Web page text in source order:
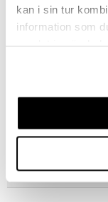
kan i sin tur
information som
Snabba
Hämta i butik
BESKRIVNING
FRÅGA OM
RECENSIONER